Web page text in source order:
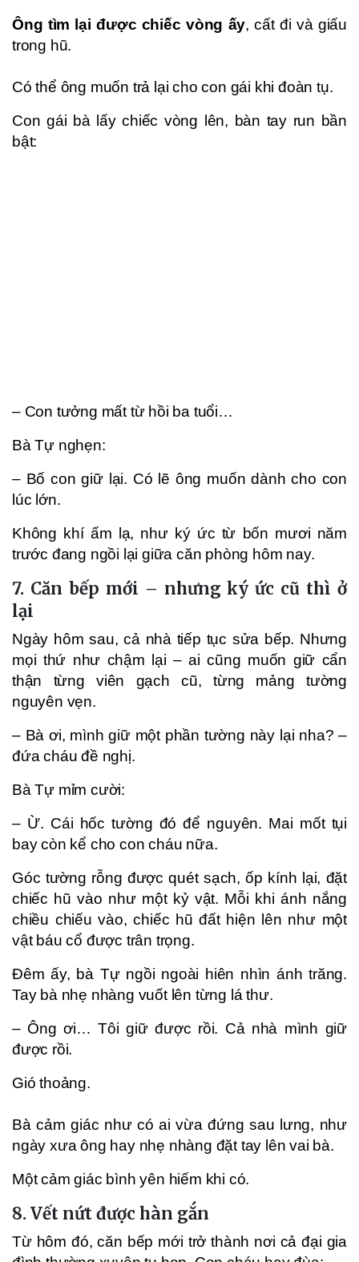
Ông tìm lại được chiếc vòng ấy, cất đi và giấu
trong hũ.
Có thể ông muốn trả lại cho con gái khi đoàn tụ.
Con gái bà lấy chiếc vòng lên, bàn tay run bần
bật:
– Con tưởng mất từ hồi ba tuổi…
Bà Tự nghẹn:
– Bố con giữ lại. Có lẽ ông muốn dành cho con
lúc lớn.
Không khí ấm lạ, như ký ức từ bốn mươi năm
trước đang ngồi lại giữa căn phòng hôm nay.
7. Căn bếp mới – nhưng ký ức cũ thì ở
lại
Ngày hôm sau, cả nhà tiếp tục sửa bếp. Nhưng
mọi thứ như chậm lại – ai cũng muốn giữ cẩn
thận từng viên gạch cũ, từng mảng tường
nguyên vẹn.
– Bà ơi, mình giữ một phần tường này lại nha? –
đứa cháu đề nghị.
Bà Tự mỉm cười:
– Ừ. Cái hốc tường đó để nguyên. Mai mốt tụi
bay còn kể cho con cháu nữa.
Góc tường rỗng được quét sạch, ốp kính lại, đặt
chiếc hũ vào như một kỷ vật. Mỗi khi ánh nắng
chiều chiếu vào, chiếc hũ đất hiện lên như một
vật báu cổ được trân trọng.
Đêm ấy, bà Tự ngồi ngoài hiên nhìn ánh trăng.
Tay bà nhẹ nhàng vuốt lên từng lá thư.
– Ông ơi… Tôi giữ được rồi. Cả nhà mình giữ
được rồi.
Gió thoảng.
Bà cảm giác như có ai vừa đứng sau lưng, như
ngày xưa ông hay nhẹ nhàng đặt tay lên vai bà.
Một cảm giác bình yên hiếm khi có.
8. Vết nứt được hàn gắn
Từ hôm đó, căn bếp mới trở thành nơi cả đại gia